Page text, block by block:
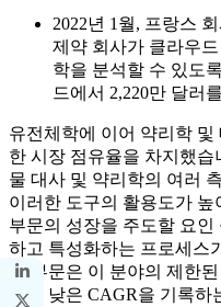
2022년 1월, 프랑스
제약 회사가 클라우
학을 분석할 수 있도
드에서 2,220만 달러
유전체학에 이어 약리학 및
한 시장 점유율을 차지했
물 대사 및 약리학의 여러
이러한 도구의 활용도가
부문의 성장을 주도할 요
하고 특성화하는 프로세스
타 부문은 이 분야의 제한
교적 낮은 CAGR을 기록